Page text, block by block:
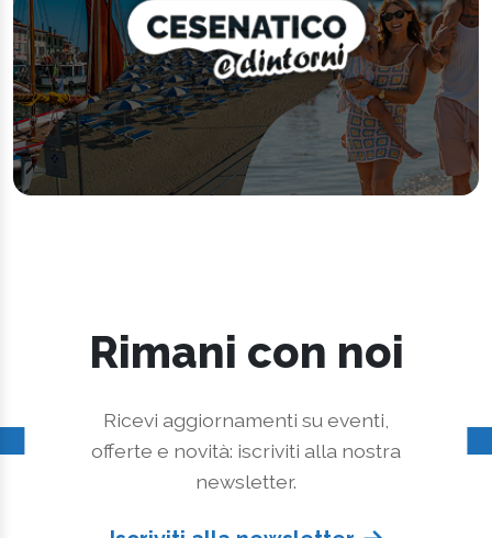
Rimani con noi
Ricevi aggiornamenti su eventi,
offerte e novità: iscriviti alla nostra
newsletter.